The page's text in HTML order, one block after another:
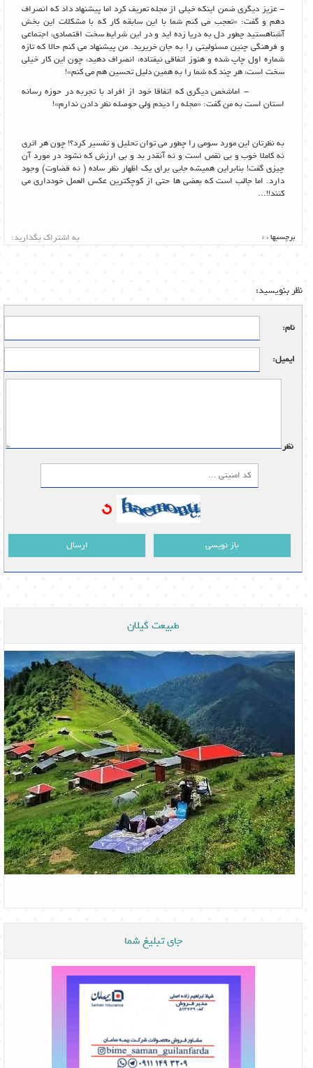
- عزیز دیگری ضمن اینکه خیلی از مجله تعریف کرد اما پیشنهاد داد که انصراف
دهم و گفت: «تعجب می کنم شما با این سابقه کار که با مشکلات این بخش
آشناهستید چطور دل به دریا زده اید و در این شرایط سخت اقتصادی، اجتماعی
و فرهنگی چنین مسئولیتی را به جان خریرید. من پیشنهاد می کنم حالا که تازه
شماره اول چاپ شده و هنوز اتفاقی نیفتاده، انصراف دهید، چون این کار خیلی
سخت است، هر چند که شما را به همین دلیل تحسین هم می کنم»!
- اماشخص دیگری که اتفاقا خود از افراد با تجربه در حوزه رسانه
استان است به من گفت: «مجله را دیدم ولی حوصله نظر دادن ندارم»!
به نظرتان این مورد سومی را چطور می توان تحلیل و تفسیر کرد؟! چون هر اثری
نه کاملا خوب و بی نقص است و نه آنقدر بد و بی ارزش که نشود در مورد آن
چیزی گفت! بنابراین همیشه جایی برای یک اظهار نظر ساده ( نه قضاوت) وجود
دارد. اما جالب است که بعضی ها حتی از کوچکترین عکس العمل خودداری می
کنند!!...
برچسبها : ، به اشتراک بگذارید:
نظر بنویسید:
نام:
ایمیل:
نظر:
ارسال باز نویسی
طبیعت گیلان
جای تبلیغ شما